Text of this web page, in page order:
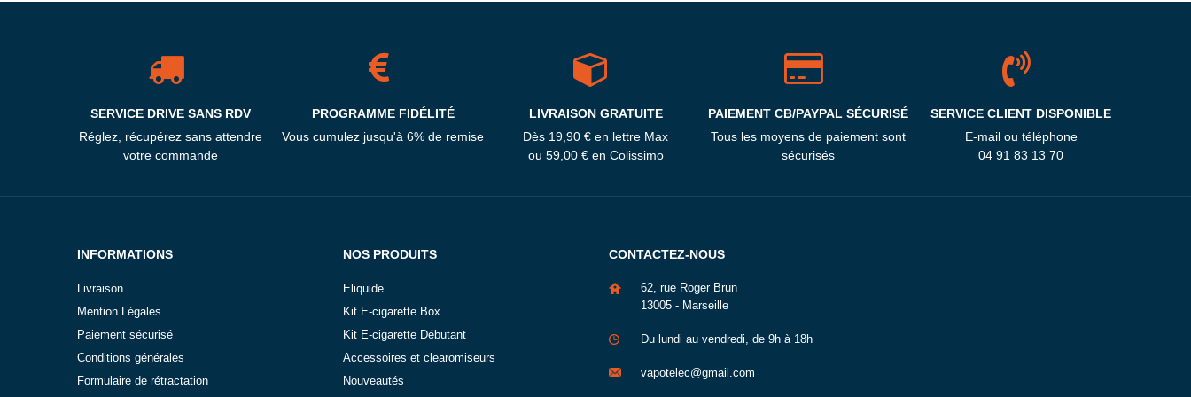
SERVICE DRIVE SANS RDV
Réglez, récupérez sans attendre
votre commande
PROGRAMME FIDÉLITÉ
Vous cumulez jusqu'à 6% de remise
LIVRAISON GRATUITE
Dès 19,90 € en lettre Max
ou 59,00 € en Colissimo
PAIEMENT CB/PAYPAL SÉCURISÉ
Tous les moyens de paiement sont
sécurisés
SERVICE CLIENT DISPONIBLE
E-mail ou téléphone
04 91 83 13 70
INFORMATIONS
Livraison
Mention Légales
Paiement sécurisé
Conditions générales
Formulaire de rétractation
NOS PRODUITS
Eliquide
Kit E-cigarette Box
Kit E-cigarette Débutant
Accessoires et clearomiseurs
Nouveautés
CONTACTEZ-NOUS
62, rue Roger Brun
13005 - Marseille
Du lundi au vendredi, de 9h à 18h
vapotelec@gmail.com